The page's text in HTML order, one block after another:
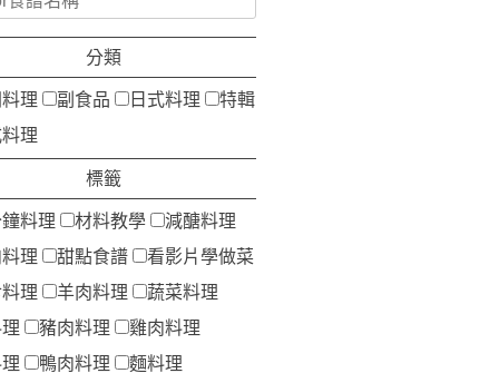
分類
理 副食品 日式料理
特輯
理
標籤
料理 材料教學
減醣料理
理
甜點食譜
看影片學做菜
理
羊肉料理
蔬菜料理
豬肉料理
雞肉料理
鴨肉料理 麵料理